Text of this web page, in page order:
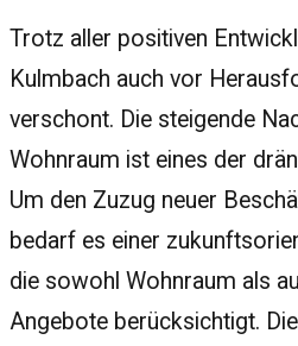
Trotz aller positiven
Kulmbach auch vor
verschont. Die steigende
Wohnraum ist eines der
Um den Zuzug neuer
bedarf es einer
die sowohl Wohnraum als
Angebote berücksichtigt.